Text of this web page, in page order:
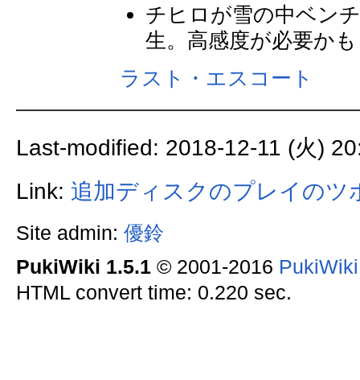
チヒロが雪の中ベン
生。高感度が必要か
ラスト・エスコート
Last-modified: 2018-12-11 (火)
Link: 追加ディスクのプレイのツ
Site admin: 優鈴
PukiWiki 1.5.1© 2001-2016
HTML convert time: 0.220 sec.